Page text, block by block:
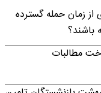
زمان حمله گسترده
باشند؟
مطالبات